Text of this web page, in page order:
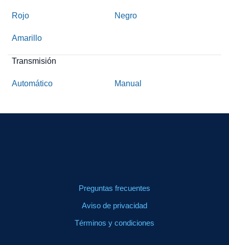
Rojo Negro
Amarillo
Transmisión
Automático Manual
Preguntas frecuentes
Aviso de privacidad
Términos y condiciones